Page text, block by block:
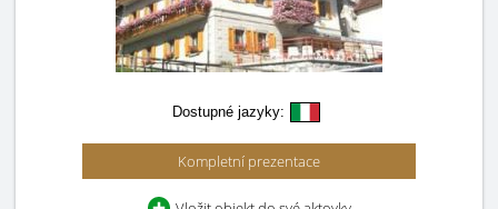
Dostupné jazyky:
Kompletní prezentace